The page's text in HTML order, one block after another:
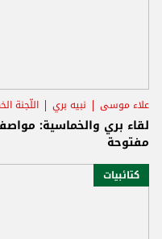
علاء موسى نبيه بري اللّجنة
لقاء بري والخماسية:
مفتوحة
كتائبيات